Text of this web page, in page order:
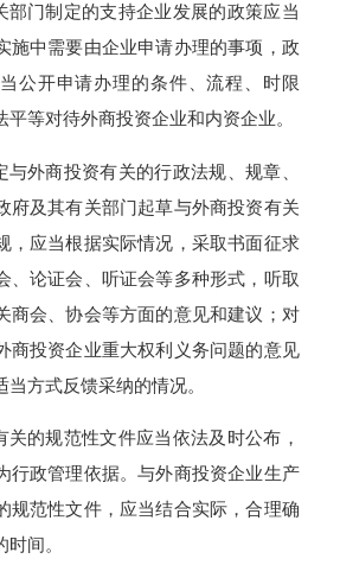
部门制定的支持企业发展的政策应当
施中需要由企业申请办理的事项，政
公开申请办理的条件、流程、时限
等对待外商投资企业和内资企业。
外商投资有关的行政法规、规章、
府及其有关部门起草与外商投资有关
，应当根据实际情况，采取书面征求
、论证会、听证会等多种形式，听取
商会、协会等方面的意见和建议；对
商投资企业重大权利义务问题的意见
方式反馈采纳的情况。
关的规范性文件应当依法及时公布，
行政管理依据。与外商投资企业生产
规范性文件，应当结合实际，合理确
间。